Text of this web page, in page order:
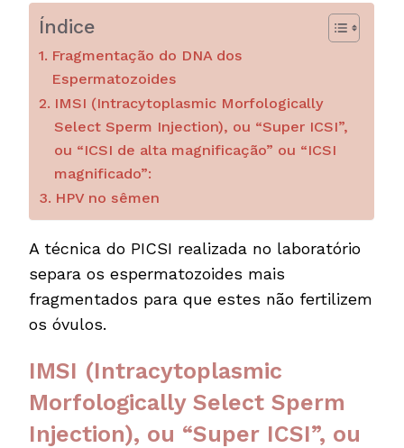
Índice
Fragmentação do DNA dos
Espermatozoides
IMSI (Intracytoplasmic Morfologically
Select Sperm Injection), ou “Super ICSI”,
ou “ICSI de alta magnificação” ou “ICSI
magnificado”:
HPV no sêmen
A técnica do PICSI realizada no laboratório
separa os espermatozoides mais
fragmentados para que estes não fertilizem
os óvulos.
IMSI (Intracytoplasmic
Morfologically Select Sperm
Injection), ou “Super ICSI”, ou